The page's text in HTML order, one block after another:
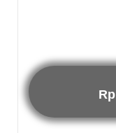
Rp